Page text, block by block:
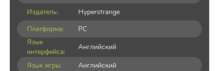
Издатель:
Hyperstrange
Платформа:
PC
Язык
интерфейса:
Английский
Язык игры:
Английский